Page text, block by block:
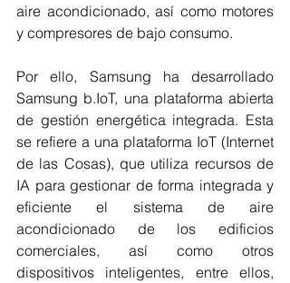
aire acondicionado, así como motores
y compresores de bajo consumo.
Por ello, Samsung ha desarrollado
Samsung b.IoT, una plataforma abierta
de gestión energética integrada. Esta
se refiere a una plataforma IoT (Internet
de las Cosas), que utiliza recursos de
IA para gestionar de forma integrada y
eficiente el sistema de aire
acondicionado de los edificios
comerciales, así como otros
dispositivos inteligentes, entre ellos,